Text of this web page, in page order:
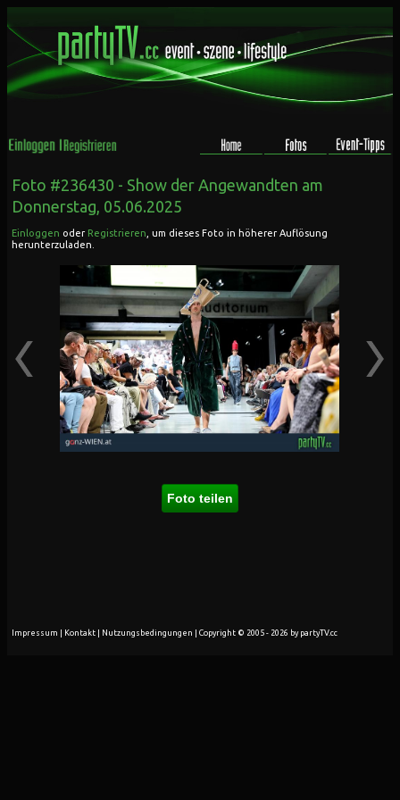
Foto #236430 - Show der Angewandten am
Donnerstag, 05.06.2025
Einloggen oder Registrieren , um dieses Foto in höherer Auflösung
herunterzuladen.
Foto teilen
Impressum Kontakt Nutzungsbedingungen | Copyright © 2005 - 2026 by partyTV.cc